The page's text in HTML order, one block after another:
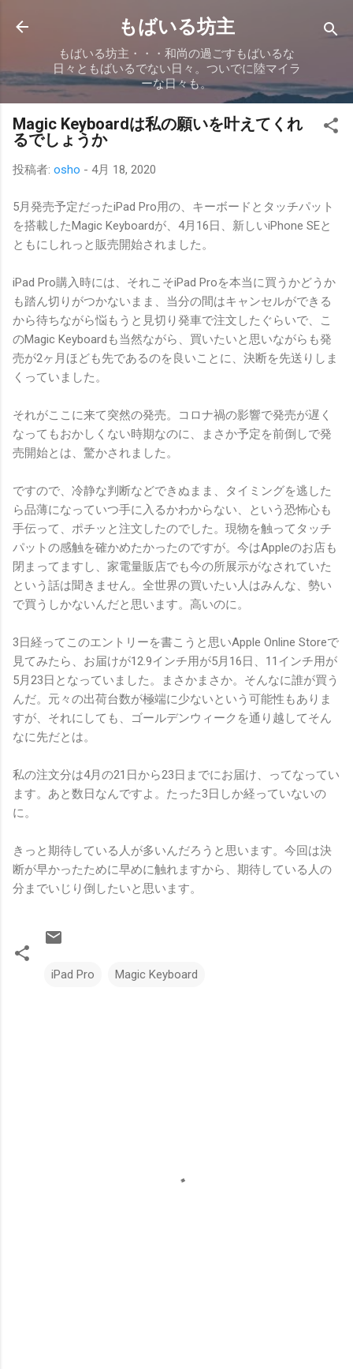
スキップしてメイン コンテンツに移動
もばいる坊主
もばいる坊主・・・和尚の過ごすもばいるな
日々ともばいるでない日々。ついでに陸マイラ
ーな日々も。
Magic Keyboardは私の願いを叶えてくれ
るでしょうか
投稿者: osho - 4月 18, 2020
5月発売予定だったiPad Pro用の、キーボードとタッチパット
を搭載したMagic Keyboardが、4月16日、新しいiPhone SEと
ともにしれっと販売開始されました。
iPad Pro購入時には、それこそiPad Proを本当に買うかどうか
も踏ん切りがつかないまま、当分の間はキャンセルができる
から待ちながら悩もうと見切り発車で注文したぐらいで、こ
のMagic Keyboardも当然ながら、買いたいと思いながらも発
売が2ヶ月ほども先であるのを良いことに、決断を先送りしま
くっていました。
それがここに来て突然の発売。コロナ禍の影響で発売が遅く
なってもおかしくない時期なのに、まさか予定を前倒しで発
売開始とは、驚かされました。
ですので、冷静な判断などできぬまま、タイミングを逃した
ら品薄になっていつ手に入るかわからない、という恐怖心も
手伝って、ポチッと注文したのでした。現物を触ってタッチ
パットの感触を確かめたかったのですが。今はAppleのお店も
閉まってますし、家電量販店でも今の所展示がなされていた
という話は聞きません。全世界の買いたい人はみんな、勢い
で買うしかないんだと思います。高いのに。
3日経ってこのエントリーを書こうと思いApple Online Storeで
見てみたら、お届けが12.9インチ用が5月16日、11インチ用が
5月23日となっていました。まさかまさか。そんなに誰が買う
んだ。元々の出荷台数が極端に少ないという可能性もありま
すが、それにしても、ゴールデンウィークを通り越してそん
なに先だとは。
私の注文分は4月の21日から23日までにお届け、ってなってい
ます。あと数日なんですよ。たった3日しか経っていないの
に。
きっと期待している人が多いんだろうと思います。今回は決
断が早かったために早めに触れますから、期待している人の
分までいじり倒したいと思います。
iPad Pro Magic Keyboard